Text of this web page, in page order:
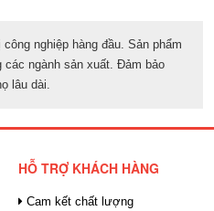
nghiệp hàng đầu. Sản phẩm
các ngành sản xuất. Đảm bảo
lâu dài.
HỖ TRỢ KHÁCH HÀNG
Cam kết chất lượng